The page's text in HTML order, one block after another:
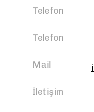
Telefon
Telefon
Mail
İletişim